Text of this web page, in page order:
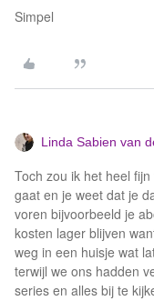
Simpel
Linda Sabien van
Toch zou ik het heel
gaat en je weet dat je
voren bijvoorbeeld je
kosten lager blijven
weg in een huisje wat
terwijl we ons hadden
series en alles bij te